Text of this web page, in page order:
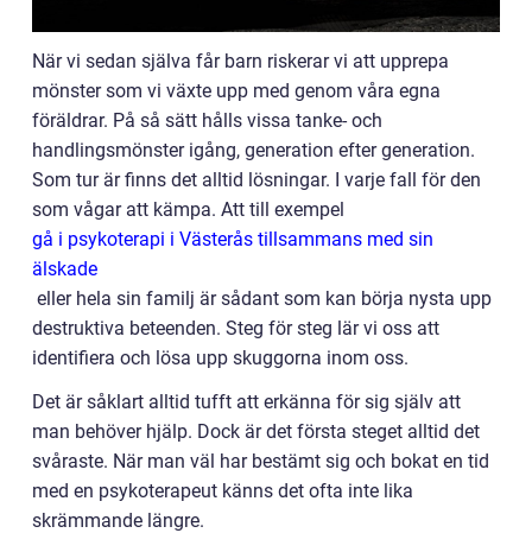
När vi sedan själva får barn riskerar vi att upprepa
mönster som vi växte upp med genom våra egna
föräldrar. På så sätt hålls vissa tanke- och
handlingsmönster igång, generation efter generation.
Som tur är finns det alltid lösningar. I varje fall för den
som vågar att kämpa. Att till exempel
gå i psykoterapi i Västerås tillsammans med sin
älskade
eller hela sin familj är sådant som kan börja nysta upp
destruktiva beteenden. Steg för steg lär vi oss att
identifiera och lösa upp skuggorna inom oss.
Det är såklart alltid tufft att erkänna för sig själv att
man behöver hjälp. Dock är det första steget alltid det
svåraste. När man väl har bestämt sig och bokat en tid
med en psykoterapeut känns det ofta inte lika
skrämmande längre.